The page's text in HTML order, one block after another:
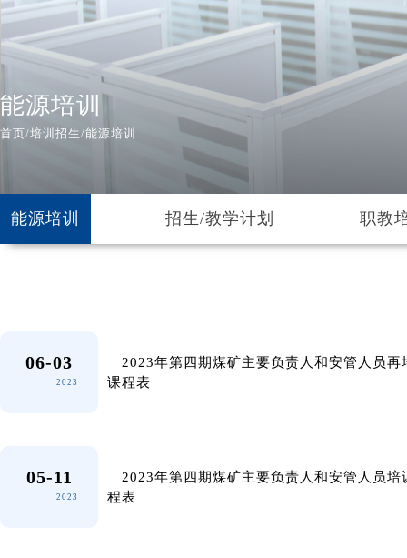
能源培训
首页/培训招生/能源培训
能源培训 招生/教学计划 职教
06-03
2023
2023年第四期煤矿主要负责人和安管人员再
课程表
05-11
2023
2023年第四期煤矿主要负责人和安管人员培
程表